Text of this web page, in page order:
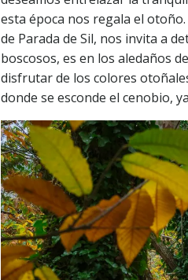
esta época nos regala el
de Parada de Sil, nos invita a
boscosos, es en los aledaños
disfrutar de los colores
donde se esconde el cenobio,